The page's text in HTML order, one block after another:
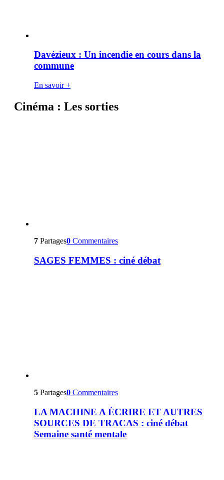
Davézieux : Un incendie en cours dans la
commune
En savoir +
Cinéma : Les sorties
7 Partages0 Commentaires
SAGES FEMMES : ciné débat
5 Partages0 Commentaires
LA MACHINE A ÉCRIRE ET AUTRES
SOURCES DE TRACAS : ciné débat
Semaine santé mentale